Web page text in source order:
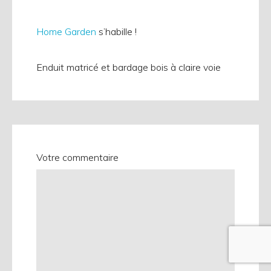
Home Garden s’habille !
Enduit matricé et bardage bois à claire voie
Votre commentaire